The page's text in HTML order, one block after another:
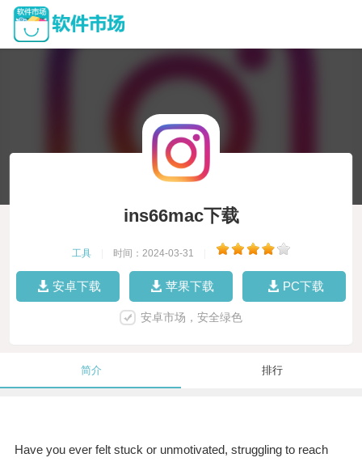
ins66mac下载
工具 时间：2024-03-31
安卓下载 苹果下载 PC下载
安卓市场，安全绿色
简介 排行
Have you ever felt stuck or unmotivated, struggling to reach